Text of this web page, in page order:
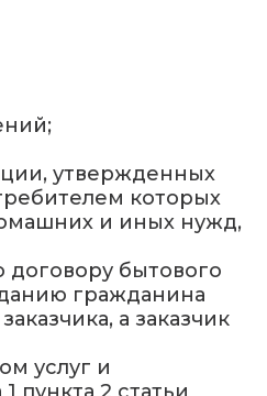
утвержденных
которых
и иных нужд,
договору бытового
гражданина
а заказчик
услуг и